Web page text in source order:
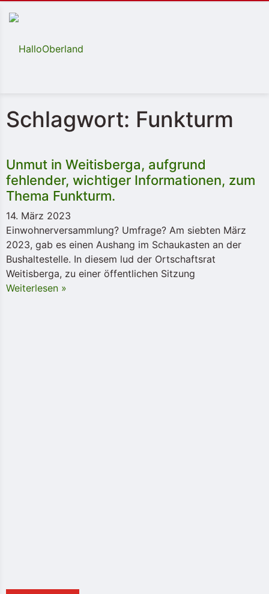
Schlagwort: Funkturm
Unmut in Weitisberga, aufgrund
fehlender, wichtiger Informationen, zum
Thema Funkturm.
14. März 2023
Einwohnerversammlung? Umfrage? Am siebten März
2023, gab es einen Aushang im Schaukasten an der
Bushaltestelle. In diesem lud der Ortschaftsrat
Weitisberga, zu einer öffentlichen Sitzung
Weiterlesen »